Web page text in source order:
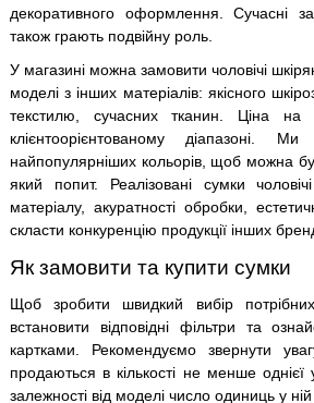
декоративного оформлення. Сучасні
також грають подвійну роль.
У магазині можна замовити чоловічі
моделі з інших матеріалів: якісного
текстилю, сучасних тканин. Ціна на
клієнтоорієнтованому діапазоні.
найпопулярніших кольорів, щоб можна
який попит. Реалізовані сумки
матеріалу, акуратності обробки,
скласти конкуренцію продукції інших
Як замовити та купити сумки
Щоб зробити швидкий вибір
встановити відповідні фільтри та
картками. Рекомендуємо звернути
продаються в кількості не менше
залежності від моделі число одиниць у